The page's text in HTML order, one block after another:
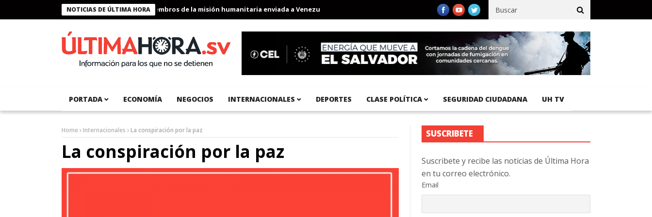
NOTICIAS DE ÚLTIMA HORA
Presidente Bukele condecora a miembros de la misión humanitaria enviada a Venezuela Aeropuerto Internacional del Pacífico registra 92 % de avance en obras de terracería
PORTADA ECONOMÍA NEGOCIOS INTERNACIONALES DEPORTES CLASE POLÍTICA SEGURIDAD CIUDADANA UH TV
Home Internacionales La conspiración por la paz
La conspiración por la paz
SUSCRIBETE
Suscribete y recibe las noticias de Última Hora
en tu correo electrónico.
Email